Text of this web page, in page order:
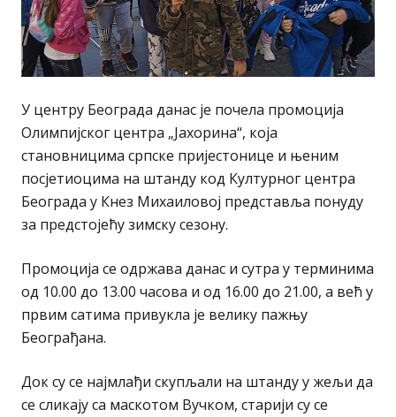
У центру Београда данас је почела промоција
Олимпијског центра „Јахорина“, која
становницима српске пријестонице и њеним
посјетиоцима на штанду код Културног центра
Београда у Кнез Михаиловој представља понуду
за предстојећу зимску сезону.
Промоција се одржава данас и сутра у терминима
од 10.00 до 13.00 часова и од 16.00 до 21.00, а већ у
првим сатима привукла је велику пажњу
Београђана.
Док су се најмлађи скупљали на штанду у жељи да
се сликају са маскотом Вучком, старији су се